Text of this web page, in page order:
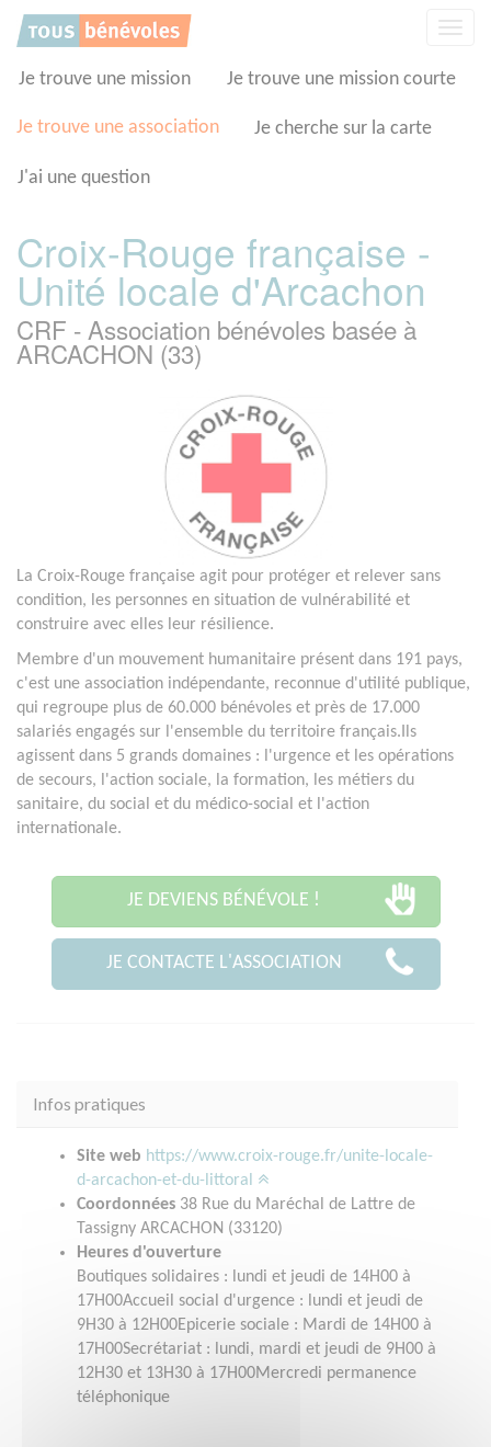
Je trouve une mission Je trouve une mission courte
Je trouve une association Je cherche sur la carte
J'ai une question
Croix-Rouge française -
Unité locale d'Arcachon
CRF - Association bénévoles basée à
ARCACHON (33)
La Croix-Rouge française agit pour protéger et relever sans
condition, les personnes en situation de vulnérabilité et
construire avec elles leur résilience.
Membre d'un mouvement humanitaire présent dans 191 pays,
c'est une association indépendante, reconnue d'utilité publique,
qui regroupe plus de 60.000 bénévoles et près de 17.000
salariés engagés sur l'ensemble du territoire français.Ils
agissent dans 5 grands domaines : l'urgence et les opérations
de secours, l'action sociale, la formation, les métiers du
sanitaire, du social et du médico-social et l'action
internationale.
JE DEVIENS BÉNÉVOLE !
JE CONTACTE L'ASSOCIATION
Infos pratiques
Site web https://www.croix-rouge.fr/unite-locale-
d-arcachon-et-du-littoral
Coordonnées 38 Rue du Maréchal de Lattre de
Tassigny ARCACHON (33120)
Heures d'ouverture
Boutiques solidaires : lundi et jeudi de 14H00 à
17H00Accueil social d'urgence : lundi et jeudi de
9H30 à 12H00Epicerie sociale : Mardi de 14H00 à
17H00Secrétariat : lundi, mardi et jeudi de 9H00 à
12H30 et 13H30 à 17H00Mercredi permanence
téléphonique
Panneau de gestion des cookies